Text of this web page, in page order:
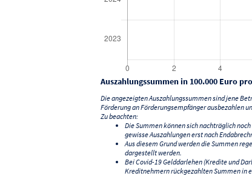
Auszahlungssummen in 100.000 Euro
Die angezeigten Auszahlungssummen sind jene
Förderung an Förderungsempfänger ausbezahlen
Zu beachten:
Die Summen können sich nachträglich
gewisse Auszahlungen erst nach
Aus diesem Grund werden die Summen
dargestellt werden.
Bei Covid-19 Gelddarlehen (Kredite und
Kreditnehmern rückgezahlten Summen in